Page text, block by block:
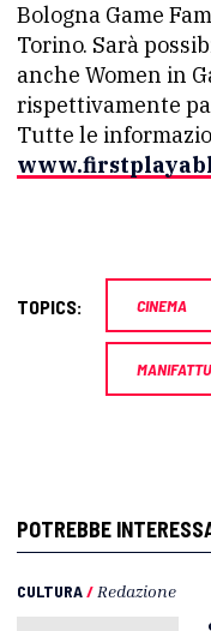
Bologna Game
Torino. Sarà
anche Women in
rispettivamente
Tutte le
TOPICS: CINEMA
POTREBBE
CULTURA/ Redazione